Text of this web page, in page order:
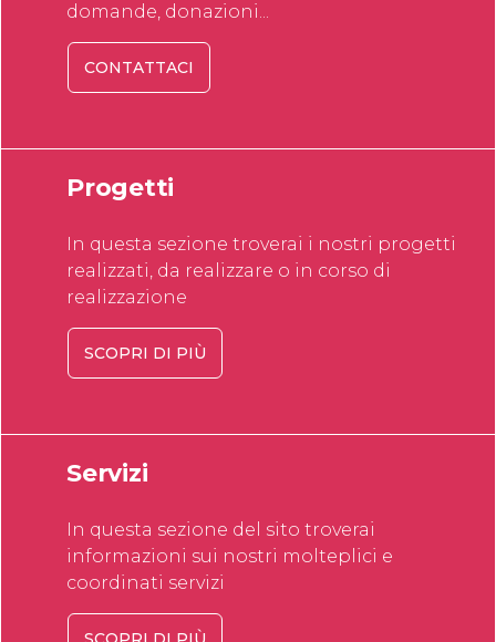
domande, donazioni...
CONTATTACI
Progetti
In questa sezione troverai i nostri progetti
realizzati, da realizzare o in corso di
realizzazione
SCOPRI DI PIÙ
Servizi
In questa sezione del sito troverai
informazioni sui nostri molteplici e
coordinati servizi